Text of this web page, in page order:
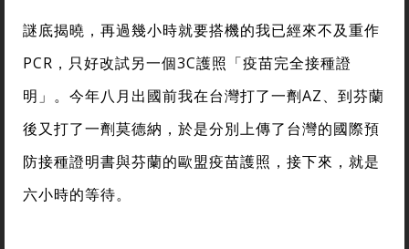
謎底揭曉，再過幾小時就要搭機的我已經來不及重作
PCR，只好改試另一個3C護照「疫苗完全接種證
明」。今年八月出國前我在台灣打了一劑AZ、到芬蘭
後又打了一劑莫德納，於是分別上傳了台灣的國際預
防接種證明書與芬蘭的歐盟疫苗護照，接下來，就是
六小時的等待。